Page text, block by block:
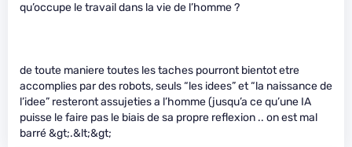
qu’occupe le travail dans la vie de l’homme ?
de toute maniere toutes les taches pourront bientot etre
accomplies par des robots, seuls “les idees” et “la naissance de
l’idee” resteront assujeties a l’homme (jusqu’a ce qu’une IA
puisse le faire pas le biais de sa propre reflexion .. on est mal
barré &gt;.&lt;&gt;